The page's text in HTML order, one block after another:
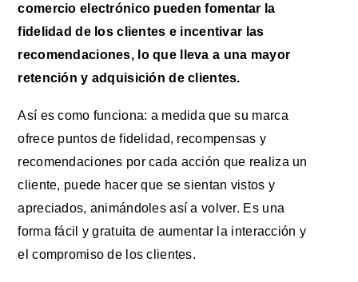
comercio electrónico pueden fomentar la
fidelidad de los clientes e incentivar las
recomendaciones, lo que lleva a una mayor
retención y adquisición de clientes.
Así es como funciona: a medida que su marca
ofrece puntos de fidelidad, recompensas y
recomendaciones por cada acción que realiza un
cliente, puede hacer que se sientan vistos y
apreciados, animándoles así a volver. Es una
forma fácil y gratuita de aumentar la interacción y
el compromiso de los clientes.